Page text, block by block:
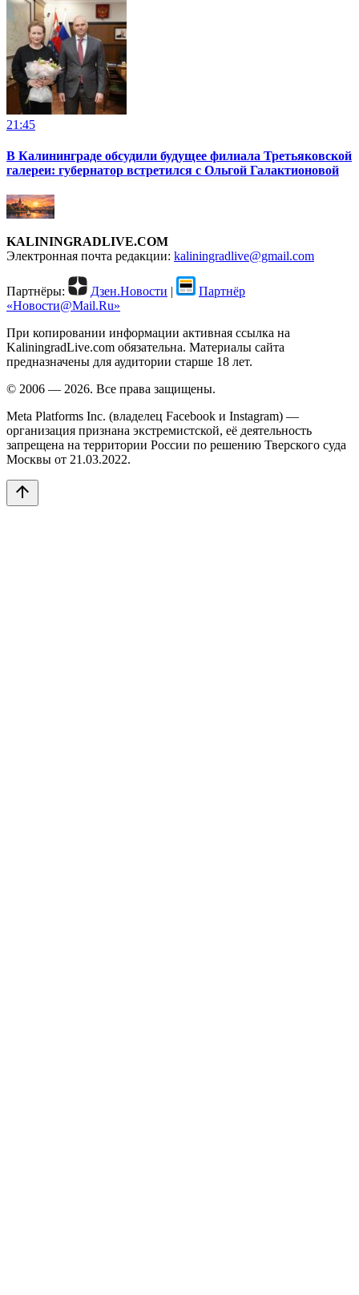
21:45
В Калининграде обсудили будущее филиала Третьяковской
галереи: губернатор встретился с Ольгой Галактионовой
KALININGRADLIVE.COM
Электронная почта редакции: kaliningradlive@gmail.com
Партнёры: Дзен.Новости |
Партнёр
«Новости@Mail.Ru»
При копировании информации активная ссылка на
KaliningradLive.com обязательна. Материалы сайта
предназначены для аудитории старше 18 лет.
© 2006 — 2026. Все права защищены.
Meta Platforms Inc. (владелец Facebook и Instagram) —
организация признана экстремистской, её деятельность
запрещена на территории России по решению Тверского суда
Москвы от 21.03.2022.
arrow_upward